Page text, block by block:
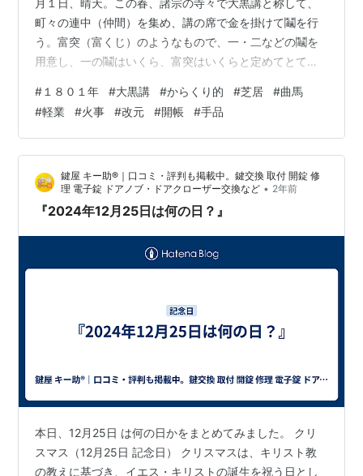
月１日、晴天。この春、諸宗の寺々で大黒講と称して、
町々の連中（仲間）を集め、講の席で金を掛けて鬮を行
う。富突（富くじ）のようなもので、一・二などの鬮を
用意し、一の鬮はいくら、富突はいくらと定めてとても
く禁止され、それぞれの掛け金は寺々から返金される。
大須仁王門前より七ツ寺本堂の後ろへ裏門を開き、通行
させる。また、大須仁王門の中は南へ広がる。昨年冬よ
り、門前町のからくり師が二三（ぢさん）店（２、３店
か？）でからくり的を初め、見物が多く集まる。俗に玉
屋庄吉とも言う。ただし、２、３年過ぎて終わってし
ま…
# １８０１年 #大黒講 #からくり的 #芝居 #曲馬
#軽業 #火事 #改元 #開帳 #手品
鍵屋 キー助®｜口コミ・評判も掲載中。鍵交換 取付 開錠 修
理 電子錠 ドアノブ・ドアクローザー交換など • 2年前
『2024年12月25日は何の日？』
本日、12月25日 は何の日かをまとめてみました。 クリ
スマス（12月25日 記念日） クリスマスは、キリスト教
の教えに基づき、イエス・キリストの誕生を祝う日とし